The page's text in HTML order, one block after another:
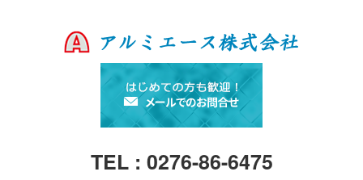
TEL : 0276-86-6475